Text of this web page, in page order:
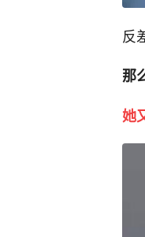
反
那
她